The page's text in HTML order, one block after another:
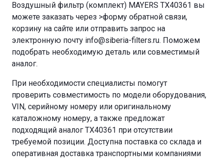
Воздушный фильтр (комплект) MAYERS TX40361 вы
можете заказать через >форму обратной связи,
корзину на сайте или отправить запрос на
электронную почту info@siberia-filters.ru. Поможем
подобрать необходимую деталь или совместимый
аналог.
При необходимости специалисты помогут
проверить совместимость по модели оборудования,
VIN, серийному номеру или оригинальному
каталожному номеру, а также предложат
подходящий аналог TX40361 при отсутствии
требуемой позиции. Доступна поставка со склада и
оперативная доставка транспортными компаниями